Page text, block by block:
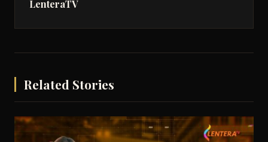
LenteraTV
Related Stories